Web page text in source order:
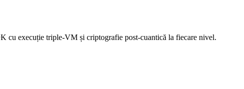
cu execuție triple-VM și criptografie post-cuantică la fiecare nivel.